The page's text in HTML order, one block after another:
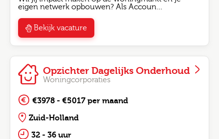
eigen netwerk opbouwen? Als Accoun…
Bekijk vacature
Opzichter Dagelijks Onderhoud
Woningcorporaties
€3978 - €5017 per maand
Zuid-Holland
32 - 36 uur